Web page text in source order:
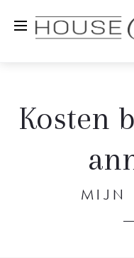
Kosten
MIJN